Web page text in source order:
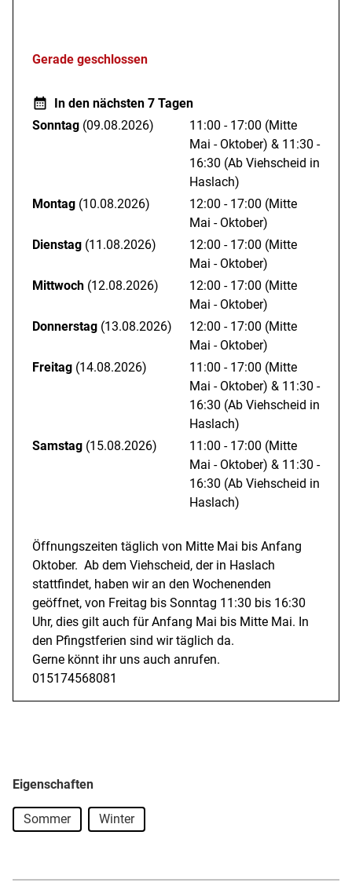
Annabell. Sie erreichen uns zu Fuß, mit dem Mountainbike
(Gebührenpflichtig 4,50€). Ein perfektes Ausflugsziel für die
ganze Familie. Mir froied is uf uiban Bsüech - Steffi und
Daniel Eberle mit d`Fehla Madlen, Rosalie und Mia.
Eine Wanderung zur Haslacher Alpe ist auch für Familien
geeignet. Wer vom Wanderparkplatz bei Reichenbach bei
Nesselwang startet und etwas Kondition mitbringt kann
auch mit dem Kinderwagen unterwegs sein, den diese
Variante führt auf einem geteerten Wirtschaftsweg bis zur
Alpe, Dauer ca 1 h. Auf dieser Mautstraße kann die Alpe
auch mit dem Auto angefahren werden. Dieser Aufstieg
eignet sich auch für die Fahrradfahrer und Mountainbiker.
Sitzgelegenheiten sind nur draußen verfügbar.
Gerade geschlossen
In den nächsten 7 Tagen
Sonntag (09.08.2026) 11:00 - 17:00 (Mitte
Mai - Oktober) & 11:30 -
16:30 (Ab Viehscheid in
Haslach)
Montag (10.08.2026) 12:00 - 17:00 (Mitte
Mai - Oktober)
Dienstag (11.08.2026) 12:00 - 17:00 (Mitte
Mai - Oktober)
Mittwoch (12.08.2026) 12:00 - 17:00 (Mitte
Mai - Oktober)
Donnerstag (13.08.2026) 12:00 - 17:00 (Mitte
Mai - Oktober)
Freitag (14.08.2026) 11:00 - 17:00 (Mitte
Mai - Oktober) & 11:30 -
16:30 (Ab Viehscheid in
Haslach)
Samstag (15.08.2026) 11:00 - 17:00 (Mitte
Mai - Oktober) & 11:30 -
16:30 (Ab Viehscheid in
Haslach)
Öffnungszeiten täglich von Mitte Mai bis Anfang
Oktober. Ab dem Viehscheid, der in Haslach
stattfindet, haben wir an den Wochenenden
geöffnet, von Freitag bis Sonntag 11:30 bis 16:30
Uhr, dies gilt auch für Anfang Mai bis Mitte Mai. In
den Pfingstferien sind wir täglich da.
Gerne könnt ihr uns auch anrufen.
015174568081
Eigenschaften
Sommer Winter